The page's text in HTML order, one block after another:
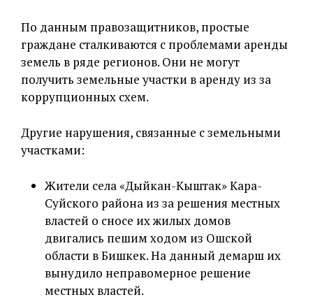
По данным правозащитников, простые
граждане сталкиваются с проблемами аренды
земель в ряде регионов. Они не могут
получить земельные участки в аренду из за
коррупционных схем.
Другие нарушения, связанные с земельными
участками:
Жители села «Дыйкан-Кыштак» Кара-
Суйского района из за решения местных
властей о сносе их жилых домов
двигались пешим ходом из Ошской
области в Бишкек. На данный демарш их
вынудило неправомерное решение
местных властей.